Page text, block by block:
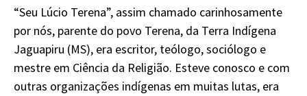
“Seu Lúcio Terena”, assim chamado carinhosamente
por nós, parente do povo Terena, da Terra Indígena
Jaguapiru (MS), era escritor, teólogo, sociólogo e
mestre em Ciência da Religião. Esteve conosco e com
outras organizações indígenas em muitas lutas, era